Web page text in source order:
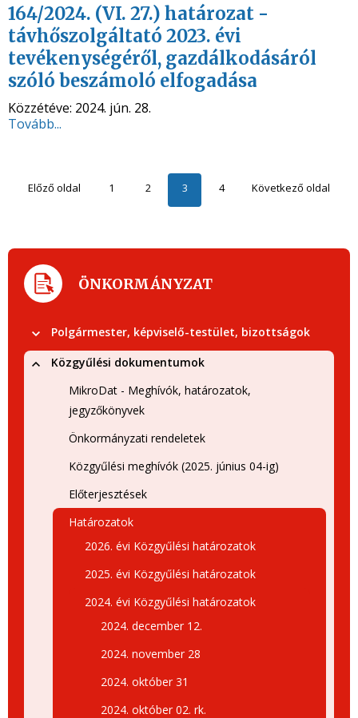
164/2024. (VI. 27.) határozat -
távhőszolgáltató 2023. évi
tevékenységéről, gazdálkodásáról
szóló beszámoló elfogadása
Közzétéve: 2024. jún. 28.
Tovább...
Előző oldal 1 2 3 4 Következő oldal
ÖNKORMÁNYZAT
Polgármester, képviselő-testület, bizottságok
Közgyűlési dokumentumok
MikroDat - Meghívók, határozatok,
jegyzőkönyvek
Önkormányzati rendeletek
Közgyűlési meghívók (2025. június 04-ig)
Előterjesztések
Határozatok
2026. évi Közgyűlési határozatok
2025. évi Közgyűlési határozatok
2024. évi Közgyűlési határozatok
2024. december 12.
2024. november 28
2024. október 31
2024. október 02. rk.